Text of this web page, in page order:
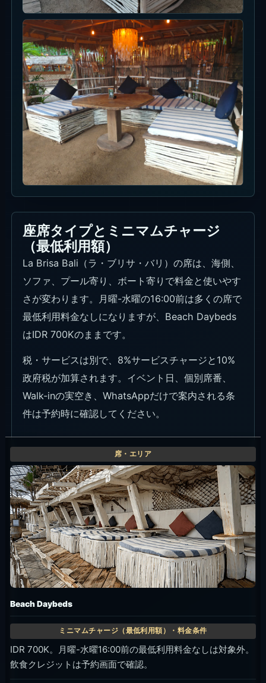
Beach Daybeds
IDR 700K。月曜-水曜16:00前の最低利用料金なしは対象外。
飲食クレジットは予約画面で確認。
海側で短めに過ごす、波音とサンセットを近くで見たい日。
この席の空き状況を問い合わせる
Small / SR Sofa / Bean Bag / Deck Chair / Halfmoon
通常IDR 1M。月曜-水曜16:00前は最低利用料金なし対象。
通常席は主に100%飲食クレジット。
少人数で軽く飲む、昼から夕方前に使う。
この席の空き状況を問い合わせる